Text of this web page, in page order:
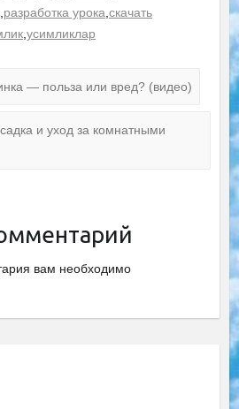
,разработка урока,скачать
,усимликлар
— польза или вред? (видео)
и уход за комнатными
вам необходимо